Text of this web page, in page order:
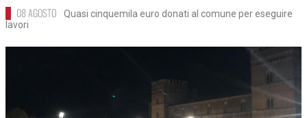
08 AGOSTO
Quasi cinquemila euro donati al comune per eseguire
lavori